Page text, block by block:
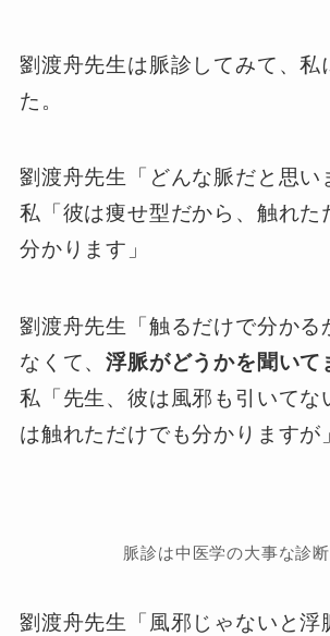
劉渡舟先生は脈診してみて、私
た。
劉渡舟先生「どんな脈だと思い
私「彼は痩せ型だから、触れた
分かります」
劉渡舟先生「触るだけで分かる
なくて、浮脈がどうかを聞いて
私「先生、彼は風邪も引いてな
は触れただけでも分かりますが
脈診は中医学の大事な診
劉渡舟先生「風邪じゃないと浮